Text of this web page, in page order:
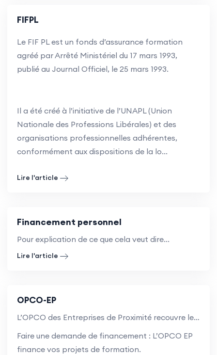
FIFPL
Le FIF PL est un fonds d’assurance formation
agréé par Arrêté Ministériel du 17 mars 1993,
publié au Journal Officiel, le 25 mars 1993.
Il a été créé à l’initiative de l’UNAPL (Union
Nationale des Professions Libérales) et des
organisations professionnelles adhérentes,
conformément aux dispositions de la lo...
Lire l'article
Financement personnel
Pour explication de ce que cela veut dire...
Lire l'article
OPCO-EP
L’OPCO des Entreprises de Proximité recouvre les entreprises entrant dans le champ d’application de 54 branches professionnelles ainsi que des entreprises ne relevant pas d’une Convention Collective Nationale (CCN) ou d’un accord national de branche sur la formation, dont l’activité principale relève du champ d’intervention de l’OPCO.
Faire une demande de financement : L’OPCO EP
finance vos projets de formation.